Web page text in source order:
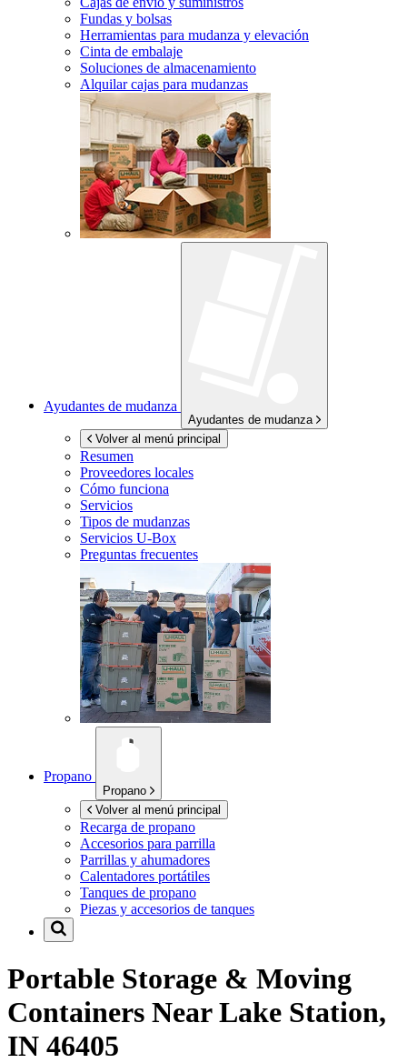
Fundas y bolsas
Herramientas para mudanza y elevación
Cinta de embalaje
Soluciones de almacenamiento
Alquilar cajas para mudanzas
Ayudantes de mudanza
Ayudantes de mudanza
Volver al menú principal
Resumen
Proveedores locales
Cómo funciona
Servicios
Tipos de mudanzas
Servicios U-Box
Preguntas frecuentes
Propano
Propano
Volver al menú principal
Recarga de propano
Accesorios para parrilla
Parrillas y ahumadores
Calentadores portátiles
Tanques de propano
Piezas y accesorios de tanques
Portable Storage & Moving
Containers NearLake Station,
IN 46405